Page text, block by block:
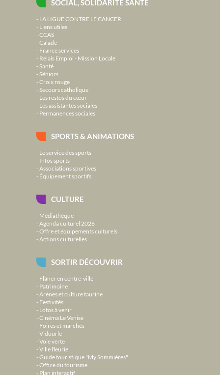
SOCIAL, SOLIDARITÉ SANTÉ
LA LIGUE CONTRE LE CANCER
Liens utiles
CCAS
Calade
France services
Relais Emploi - Mission Locale
Santé
Séniors
Croix rouge
Secours catholique
Les restos du cœur
Les assistantes sociales
Permanences sociales
SPORTS & ANIMATIONS
Le service des sports
Infos sports
Associations sportives
Équipement sportifs
CULTURE
Médiathèque
Agenda culturel 2026
Offre et équipements culturels
Actions culturelles
SORTIR DÉCOUVRIR
Flâner en centre-ville
Patrimoine
Arènes et culture taurine
Festivités
Lotos à venir
Cinéma Le Venise
Foires et marchés
Vidourle
Voie verte
Ville fleurie
Guide touristique "My Sommières"
Office du tourisme
Plan interactif